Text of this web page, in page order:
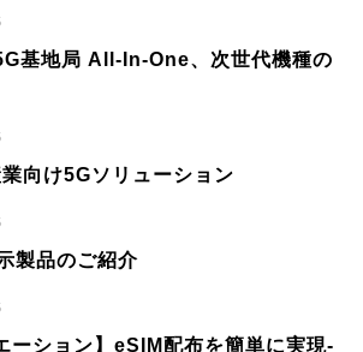
基地局 All-In-One、次世代機種の
向け5Gソリューション
製品のご紹介
ーション】eSIM配布を簡単に実現-